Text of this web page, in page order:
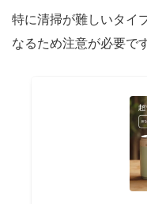
特に清掃が難しいタイ
なるため注意が必要です